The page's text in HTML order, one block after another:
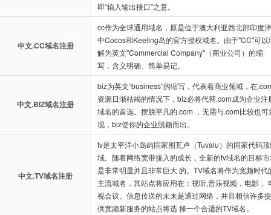
即“输入输出接口”之意。
中文.CC域名注册
cc作为全球通用域名，原是位于澳大利亚西北部印度洋
中Cocos和Keeling岛的官方授权域名。由于"CC"可以
解为英文"Commercial Company"（商业公司）的缩
写，含义明确、简单易记。
中文.BIZ域名注册
biz为英文“business”的缩写，代表着商业领域，在
资源日渐枯竭的情况下，biz必将代替.com成为企业注
域名的首选。摆脱平凡的.com ，无需与.com比较也可
现，biz使你的企业脱颖而出。
中文.TV域名注册
tv是太平洋小岛屿国家图瓦卢（Tuvalu）的国家代码
域。随着网络宽带接入的成长，全新的tv域名的目标
是非常明显并且非常巨大 的。TV域名将作为宽频时代
主流域名，其站点将应用在：视听,音乐视频，电影，
视会议。信息传送的未来是通过网络，并且相信许多提
供宽频新服务的站点将选 择一个合适的TV域名。